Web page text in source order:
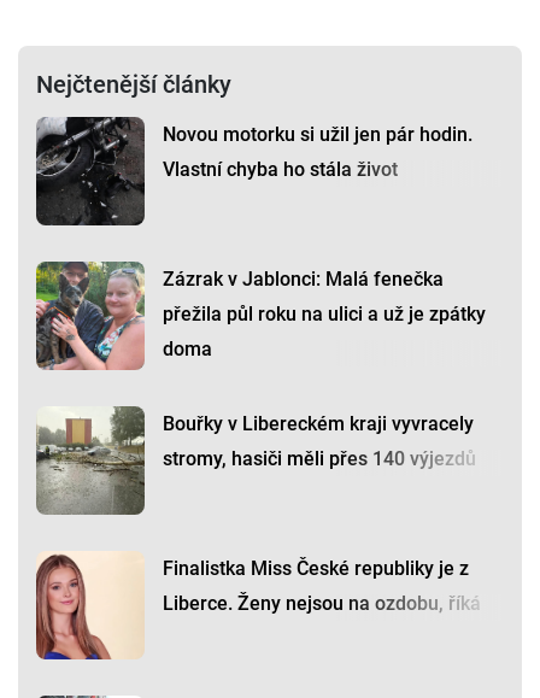
Nejčtenější články
Novou motorku si užil jen pár hodin.
Vlastní chyba ho stála život
Zázrak v Jablonci: Malá fenečka
přežila půl roku na ulici a už je zpátky
doma
Bouřky v Libereckém kraji vyvracely
stromy, hasiči měli přes 140 výjezdů
Finalistka Miss České republiky je z
Liberce. Ženy nejsou na ozdobu, říká